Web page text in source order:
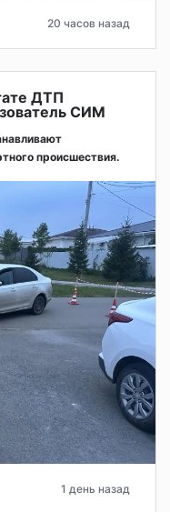
20 часов назад
ДТП
СИМ
происшествия.
1 день назад